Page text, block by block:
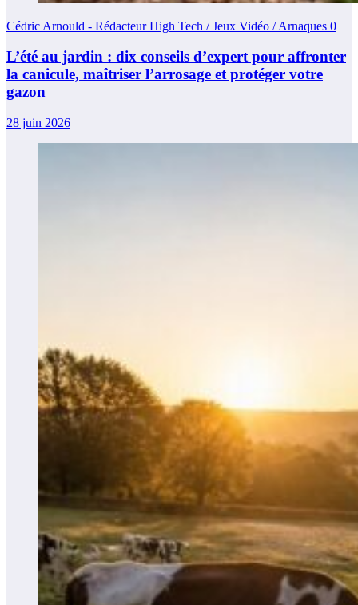
Cédric Arnould - Rédacteur High Tech / Jeux Vidéo / Arnaques 0
L’été au jardin : dix conseils d’expert pour affronter
la canicule, maîtriser l’arrosage et protéger votre
gazon
28 juin 2026